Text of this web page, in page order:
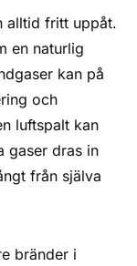
alltid fritt uppåt.
en naturlig
kan på
och
luftspalt kan
gaser dras in
från själva
bränder i